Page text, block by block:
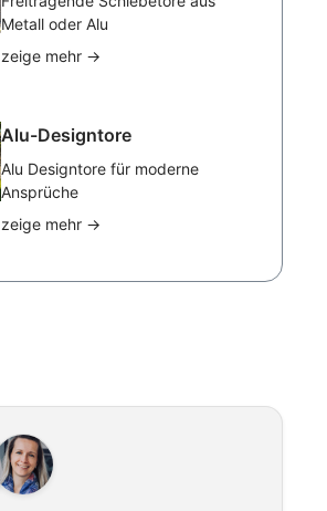
Metall oder Alu
zeige mehr →
Alu-Designtore
Alu Designtore für moderne
Ansprüche
zeige mehr →